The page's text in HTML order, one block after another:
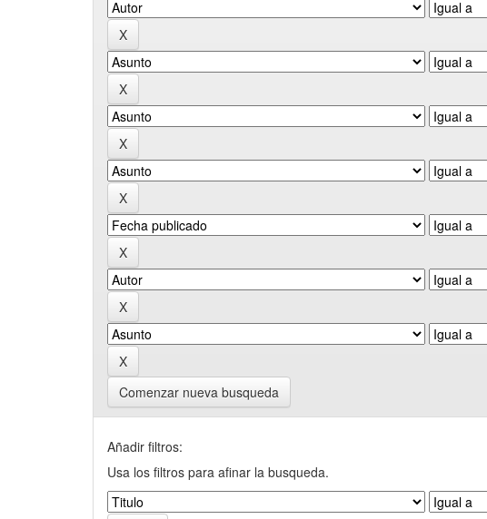
Comenzar nueva busqueda
Añadir filtros:
Usa los filtros para afinar la busqueda.